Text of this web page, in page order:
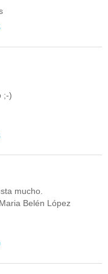
;-)
mucho.
Belén López